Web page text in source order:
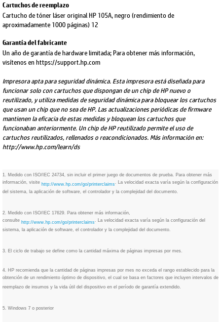
Cartuchos de reemplazo
Cartucho de tóner láser original HP 105A, negro (rendimiento de
aproximadamente 1000 páginas) 12
Garantía del fabricante
Un año de garantía de hardware limitada; Para obtener más información,
visítenos en https://support.hp.com
Impresora apta para seguridad dinámica. Esta impresora está diseñada para
funcionar solo con cartuchos que dispongan de un chip de HP nuevo o
reutilizado, y utiliza medidas de seguridad dinámica para bloquear los cartuchos
que usan un chip que no sea de HP. Las actualizaciones periódicas de firmware
mantienen la eficacia de estas medidas y bloquean los cartuchos que
funcionaban anteriormente. Un chip de HP reutilizado permite el uso de
cartuchos reutilizados, rellenados o reacondicionados. Más información en:
http://www.hp.com/learn/ds
1. Medido con ISO/IEC 24734, sin incluir el primer juego de documentos de prueba. Para obtener más
información, visite http://www.hp.com/go/printerclaims. La velocidad exacta varía según la configuración
del sistema, la aplicación de software, el controlador y la complejidad del documento.
2. Medido con ISO/IEC 17629. Para obtener más información,
consulte http://www.hp.com/go/printerclaims. La velocidad exacta varía según la configuración del
sistema, la aplicación de software, el controlador y la complejidad del documento.
3. El ciclo de trabajo se define como la cantidad máxima de páginas impresas por mes.
4. HP recomienda que la cantidad de páginas impresas por mes no exceda el rango establecido para la
obtención de un rendimiento óptimo de dispositivo, el cual se basa en factores que incluyen intervalos de
reemplazo de insumos y la vida útil del dispositivo en el período de garantía extendido.
5. Windows 7 o posterior